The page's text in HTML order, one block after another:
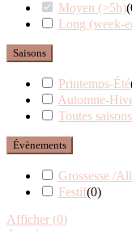
Moyen (>5h)(
Long (week-
Saisons
Printemps-Été
Automne-
Toutes saisons
Évènements
Grossesse /
Festif(0)
Afficher (0)